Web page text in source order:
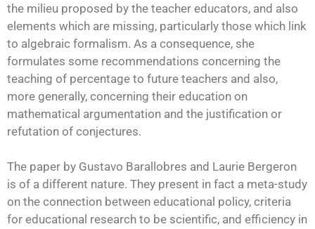
the milieu proposed by the teacher educators, and also
elements which are missing, particularly those which link
to algebraic formalism. As a consequence, she
formulates some recommendations concerning the
teaching of percentage to future teachers and also,
more generally, concerning their education on
mathematical argumentation and the justification or
refutation of conjectures.
The paper by Gustavo Barallobres and Laurie Bergeron
is of a different nature. They present in fact a meta-study
on the connection between educational policy, criteria
for educational research to be scientific, and efficiency in